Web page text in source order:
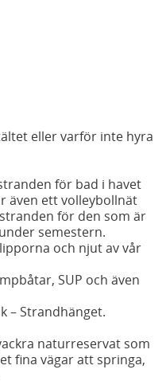
eller varför inte hyra
för bad i havet
även ett volleybollnät
för den som är
semestern.
och njut av vår
SUP och även
– Strandhänget.
naturreservat som
fina vägar att springa,